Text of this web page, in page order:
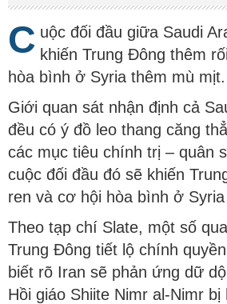
C uộc đối đầu giữa Saudi
khiến Trung Đông thêm
hòa bình ở Syria thêm mù mịt.
Giới quan sát nhận định cả
đều có ý đồ leo thang căng
các mục tiêu chính trị – quân
cuộc đối đầu đó sẽ khiến
ren và cơ hội hòa bình ở
Theo tạp chí Slate, một số
Trung Đông tiết lộ chính
biết rõ Iran sẽ phản ứng dữ
Hồi giáo Shiite Nimr al-Nimr